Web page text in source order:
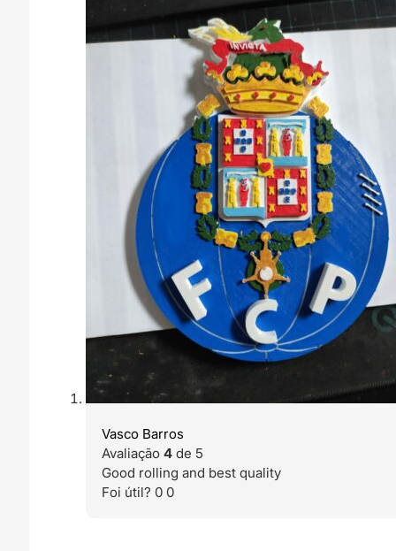
Vasco Barros
Avaliação4 de 5
Good rolling and best quality
Foi útil? 00